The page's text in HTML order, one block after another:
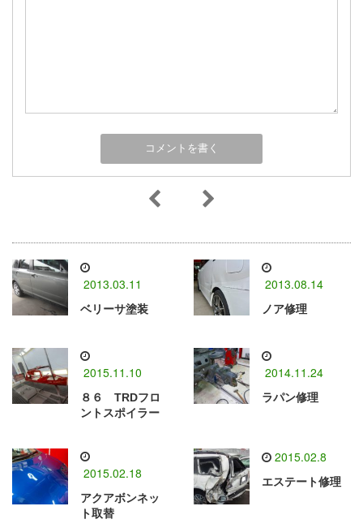
2013.03.11
ベリーサ塗装
2013.08.14
ノア修理
2015.11.10
８６ TRDフロ
ントスポイラー
2014.11.24
ラパン修理
2015.02.18
アクアボンネッ
ト取替
2015.02.8
エステート修理